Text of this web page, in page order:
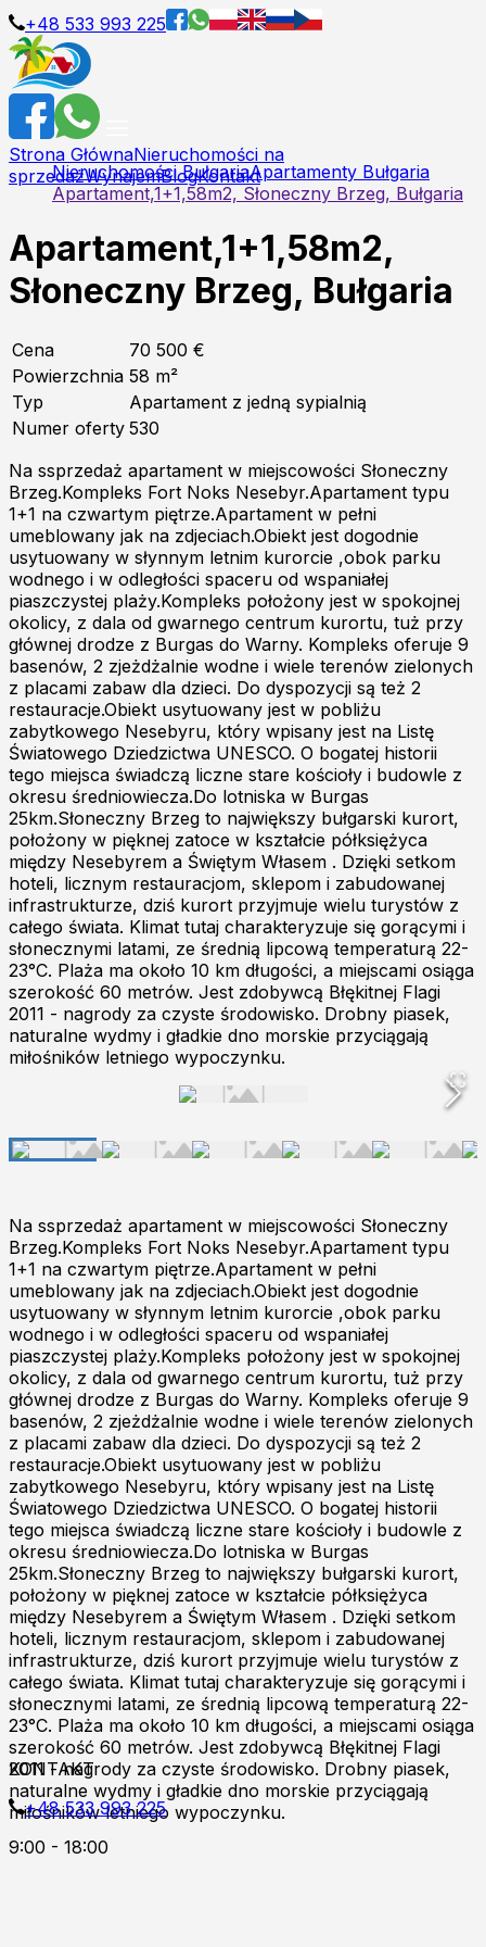
+48 533 993 225
Strona GłównaNieruchomości na
sprzedażWynajemBlogKontakt
Nieruchomości BułgariaApartamenty Bułgaria
Apartament,1+1,58m2, Słoneczny Brzeg, Bułgaria
Apartament,1+1,58m2,
Słoneczny Brzeg, Bułgaria
Cena
70 500 €
Powierzchnia 58 m²
Typ
Apartament z jedną sypialnią
Numer oferty 530
Na ssprzedaż apartament w miejscowości Słoneczny
Brzeg.Kompleks Fort Noks Nesebyr.Apartament typu
1+1 na czwartym piętrze.Apartament w pełni
umeblowany jak na zdjeciach.Obiekt jest dogodnie
usytuowany w słynnym letnim kurorcie ,obok parku
wodnego i w odległości spaceru od wspaniałej
piaszczystej plaży.Kompleks położony jest w spokojnej
okolicy, z dala od gwarnego centrum kurortu, tuż przy
głównej drodze z Burgas do Warny. Kompleks oferuje 9
basenów, 2 zjeżdżalnie wodne i wiele terenów zielonych
z placami zabaw dla dzieci. Do dyspozycji są też 2
restauracje.Obiekt usytuowany jest w pobliżu
zabytkowego Nesebyru, który wpisany jest na Listę
Światowego Dziedzictwa UNESCO. O bogatej historii
tego miejsca świadczą liczne stare kościoły i budowle z
okresu średniowiecza.Do lotniska w Burgas
25km.Słoneczny Brzeg to największy bułgarski kurort,
położony w pięknej zatoce w kształcie półksiężyca
między Nesebyrem a Świętym Własem . Dzięki setkom
hoteli, licznym restauracjom, sklepom i zabudowanej
infrastrukturze, dziś kurort przyjmuje wielu turystów z
całego świata. Klimat tutaj charakteryzuje się gorącymi i
słonecznymi latami, ze średnią lipcową temperaturą 22-
23°C. Plaża ma około 10 km długości, a miejscami osiąga
szerokość 60 metrów. Jest zdobywcą Błękitnej Flagi
2011 - nagrody za czyste środowisko. Drobny piasek,
naturalne wydmy i gładkie dno morskie przyciągają
miłośników letniego wypoczynku.
Na ssprzedaż apartament w miejscowości Słoneczny
Brzeg.Kompleks Fort Noks Nesebyr.Apartament typu
1+1 na czwartym piętrze.Apartament w pełni
umeblowany jak na zdjeciach.Obiekt jest dogodnie
usytuowany w słynnym letnim kurorcie ,obok parku
wodnego i w odległości spaceru od wspaniałej
piaszczystej plaży.Kompleks położony jest w spokojnej
okolicy, z dala od gwarnego centrum kurortu, tuż przy
głównej drodze z Burgas do Warny. Kompleks oferuje 9
basenów, 2 zjeżdżalnie wodne i wiele terenów zielonych
z placami zabaw dla dzieci. Do dyspozycji są też 2
restauracje.Obiekt usytuowany jest w pobliżu
zabytkowego Nesebyru, który wpisany jest na Listę
Światowego Dziedzictwa UNESCO. O bogatej historii
tego miejsca świadczą liczne stare kościoły i budowle z
okresu średniowiecza.Do lotniska w Burgas
25km.Słoneczny Brzeg to największy bułgarski kurort,
położony w pięknej zatoce w kształcie półksiężyca
między Nesebyrem a Świętym Własem . Dzięki setkom
hoteli, licznym restauracjom, sklepom i zabudowanej
infrastrukturze, dziś kurort przyjmuje wielu turystów z
całego świata. Klimat tutaj charakteryzuje się gorącymi i
słonecznymi latami, ze średnią lipcową temperaturą 22-
23°C. Plaża ma około 10 km długości, a miejscami osiąga
szerokość 60 metrów. Jest zdobywcą Błękitnej Flagi
2011 - nagrody za czyste środowisko. Drobny piasek,
naturalne wydmy i gładkie dno morskie przyciągają
miłośników letniego wypoczynku.
KONTAKT
+48 533 993 225
9:00 - 18:00